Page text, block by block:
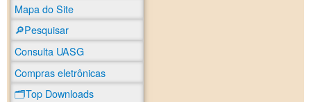
Mapa do Site
🔎Pesquisar
Consulta UASG
Compras eletrônicas
🗂️Top Downloads